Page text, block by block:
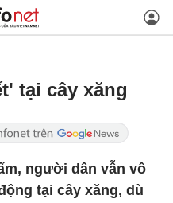
tại cây xăng
người dân vẫn vô
tại cây xăng, dù